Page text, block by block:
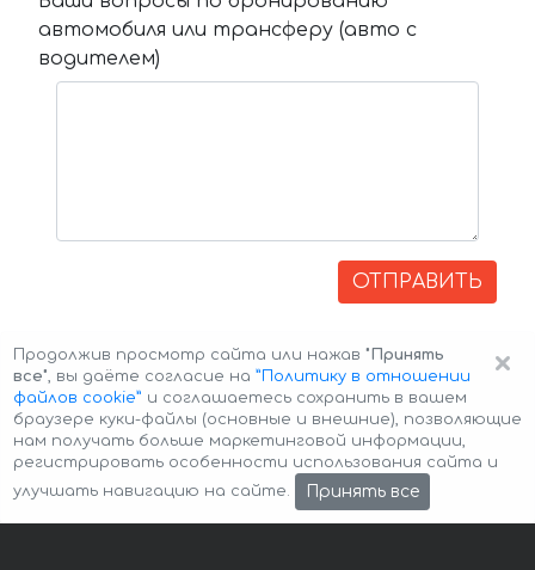
автомобиля или трансферу (авто с
водителем)
ОТПРАВИТЬ
Авторские права © 2026 Авто-Аренда Cookie Policy
×
Продолжив просмотр сайта или нажав "Принять
все", вы даёте согласие на ”Политику в отношении
файлов cookie” и соглашаетесь сохранить в вашем
браузере куки-файлы (основные и внешние), позволяющие
нам получать больше маркетинговой информации,
регистрировать особенности использования сайта и
улучшать навигацию на сайте.
Принять все